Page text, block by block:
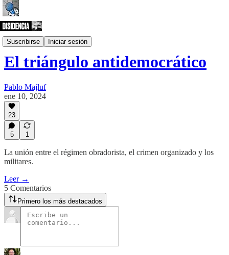
Suscribirse Iniciar sesión
Videocolumna
El triángulo antidemocrático
Pablo Majluf
ene 10, 2024
23
5 1
La unión entre el régimen obradorista, el crimen organizado y los
militares.
Leer →
5 Comentarios
Primero los más destacados